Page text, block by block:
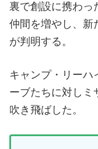
裏で創設に携わっ
仲間を増やし、新
が判明する。
キャンプ・リーハ
ーブたちに対しミ
吹き飛ばした。